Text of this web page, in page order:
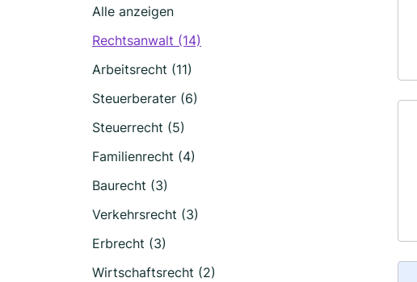
Alle anzeigen
Rechtsanwalt (14)
Arbeitsrecht (11)
Steuerberater (6)
Steuerrecht (5)
Familienrecht (4)
Baurecht (3)
Verkehrsrecht (3)
Erbrecht (3)
Wirtschaftsrecht (2)